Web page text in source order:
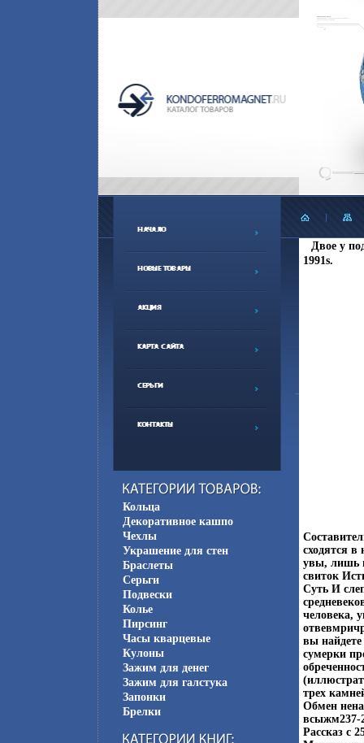
Кольца
Декоративное кашпо
Чехлы
Украшение для стен
Браслеты
Серьги
Подвески
Колье
Пирсинг
Часы кварцевые
Кулоны
Зажим для денег
Зажим для галстука
Запонки
Брелки
Двое у
1991s.
сходятся в
увы, лишь
свиток
Суть И
человека,
вы
сумерки
трех
Обмен
всыжм237-
Рассказ c